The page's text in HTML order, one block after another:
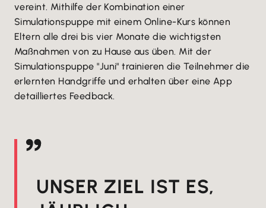
vereint. Mithilfe der Kombination einer
Simulationspuppe mit einem Online-Kurs können
Eltern alle drei bis vier Monate die wichtigsten
Maßnahmen von zu Hause aus üben. Mit der
Simulationspuppe "Juni" trainieren die Teilnehmer die
erlernten Handgriffe und erhalten über eine App
detailliertes Feedback.
UNSER ZIEL IST ES,